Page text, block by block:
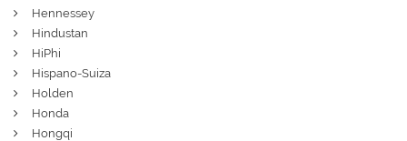
Hennessey
Hindustan
HiPhi
Hispano-Suiza
Holden
Honda
Hongqi